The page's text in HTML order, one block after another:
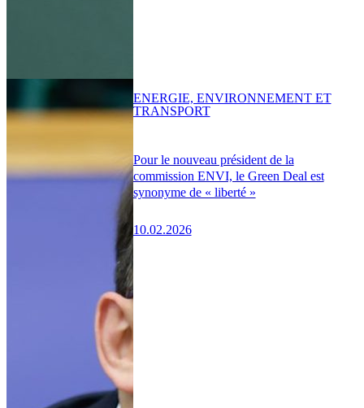
Pour le nouveau président de la
commission ENVI, le Green Deal est
synonyme de « liberté »
10.02.2026
ENERGIE, ENVIRONNEMENT ET
TRANSPORT